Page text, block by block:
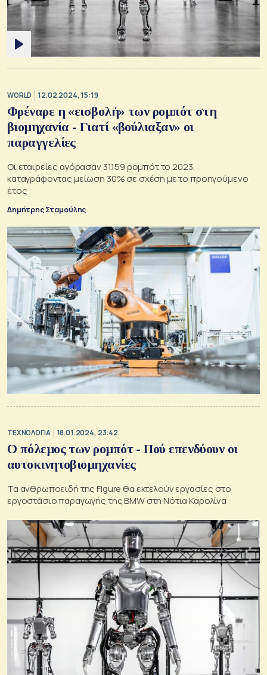
WORLD 12.02.2024, 15:19
Φρέναρε η «εισβολή» των ρομπότ στη
βιομηχανία - Γιατί «βούλιαξαν» οι
παραγγελίες
Οι εταιρείες αγόρασαν 31.159 ρομπότ το 2023,
καταγράφοντας μείωση 30% σε σχέση με το προηγούμενο
έτος
Δημήτρης Σταμούλης
ΤΕΧΝΟΛΟΓΙΑ 18.01.2024, 23:42
Ο πόλεμος των ρομπότ - Πού επενδύουν οι
αυτοκινητοβιομηχανίες
Τα ανθρωποειδή της Figure θα εκτελούν εργασίες στο
εργοστάσιο παραγωγής της BMW στη Νότια Καρολίνα